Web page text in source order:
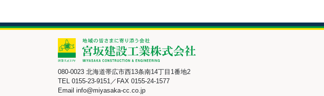
080-0023 北海道帯広市西13条南14丁目1番地2
TEL 0155-23-9151／FAX 0155-24-1577
Email info@miyasaka-cc.co.jp